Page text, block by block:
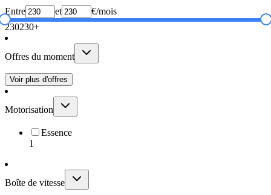
Entre et
€/mois
230230+
Offres du moment
Voir plus d'offres
Motorisation
Essence
1
Boîte de vitesse